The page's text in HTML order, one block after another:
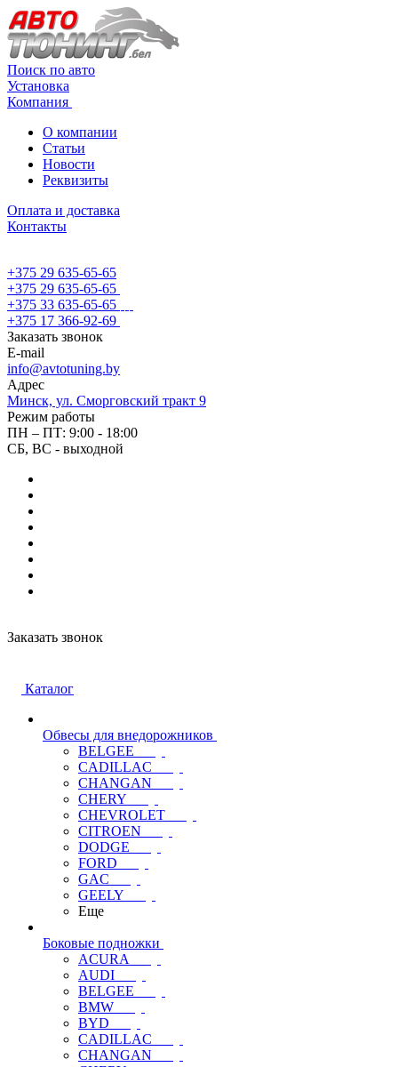
Поиск по авто
Установка
Компания
О компании
Статьи
Новости
Реквизиты
Оплата и доставка
Контакты
+375 29 635-65-65
+375 29 635-65-65
+375 33 635-65-65
+375 17 366-92-69
Заказать звонок
E-mail
info@avtotuning.by
Адрес
Минск, ул. Сморговский тракт 9
Режим работы
ПН – ПТ: 9:00 - 18:00
СБ, ВС - выходной
Заказать звонок
Каталог
Обвесы для внедорожников
BELGEE
CADILLAC
CHANGAN
CHERY
CHEVROLET
CITROEN
DODGE
FORD
GAC
GEELY
Еще
Боковые подножки
ACURA
AUDI
BELGEE
BMW
BYD
CADILLAC
CHANGAN